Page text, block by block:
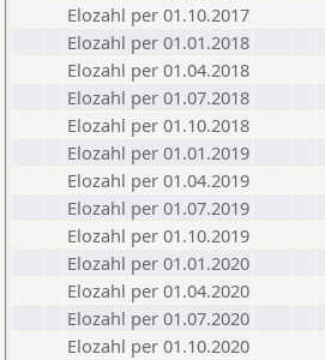
Elozahl per 01.10.2017
Elozahl per 01.01.2018
Elozahl per 01.04.2018
Elozahl per 01.07.2018
Elozahl per 01.10.2018
Elozahl per 01.01.2019
Elozahl per 01.04.2019
Elozahl per 01.07.2019
Elozahl per 01.10.2019
Elozahl per 01.01.2020
Elozahl per 01.04.2020
Elozahl per 01.07.2020
Elozahl per 01.10.2020